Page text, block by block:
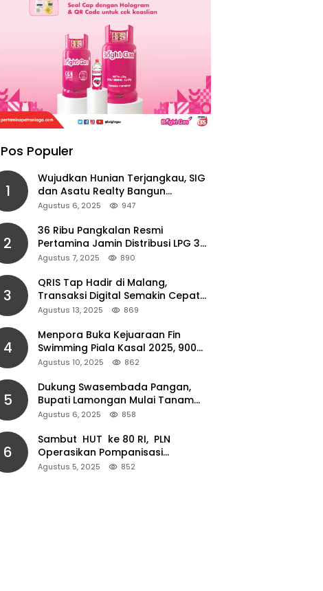
Pos Populer
1
Wujudkan Hunian Terjangkau, SIG
dan Asatu Realty Bangun
Perumahan di Cianjur
Agustus 6, 2025 947
2
36 Ribu Pangkalan Resmi
Pertamina Jamin Distribusi LPG 3
Kg Aman di Jawa Timur
Agustus 7, 2025 890
3
QRIS Tap Hadir di Malang,
Transaksi Digital Semakin Cepat
dan Mudah dengan Teknologi NFC
Agustus 13, 2025 869
4
Menpora Buka Kejuaraan Fin
Swimming Piala Kasal 2025, 900
Atlet Ambil Bagian
Agustus 10, 2025 862
5
Dukung Swasembada Pangan,
Bupati Lamongan Mulai Tanam
Padi Musim Ketiga
Agustus 6, 2025 858
6
Sambut HUT ke 80 RI, PLN
Operasikan Pompanisasi
Persawahan dan Akses Air Bersih
Agustus 5, 2025 852